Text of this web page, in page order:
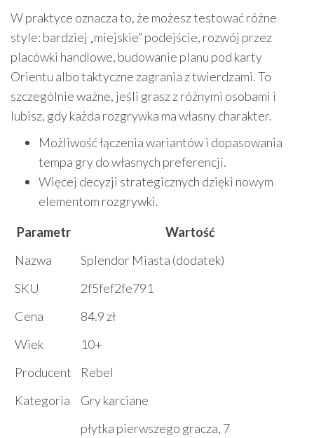
W praktyce oznacza to, że możesz testować różne
style: bardziej „miejskie” podejście, rozwój przez
placówki handlowe, budowanie planu pod karty
Orientu albo taktyczne zagrania z twierdzami. To
szczególnie ważne, jeśli grasz z różnymi osobami i
lubisz, gdy każda rozgrywka ma własny charakter.
Możliwość łączenia wariantów i dopasowania
tempa gry do własnych preferencji.
Więcej decyzji strategicznych dzięki nowym
elementom rozgrywki.
Parametr
Wartość
Nazwa
Splendor Miasta (dodatek)
SKU
2f5fef2fe791
Cena
84.9 zł
Wiek
10+
Producent
Rebel
Kategoria
Gry karciane
płytka pierwszego gracza, 7